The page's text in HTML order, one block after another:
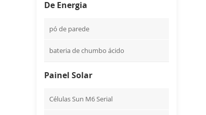
De Energia
pó de parede
bateria de chumbo ácido
Painel Solar
Células Sun M6 Serial